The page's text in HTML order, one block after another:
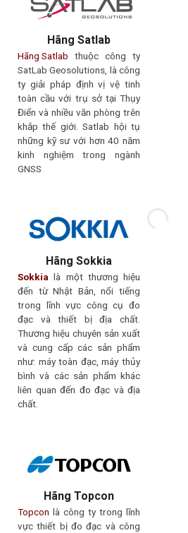
Hãng Satlab
Hãng Satlab thuộc công ty
SatLab Geosolutions, là công
ty giải pháp định vị vệ tinh
toàn cầu với trụ sở tại Thụy
Điển và nhiều văn phòng trên
khắp thế giới. Satlab hội tụ
những kỹ sư với hơn 40 năm
kinh nghiệm trong ngành
GNSS
Hãng Sokkia
Sokkia là một thương hiệu
đến từ Nhật Bản, nổi tiếng
trong lĩnh vực công cụ đo
đạc và thiết bị địa chất.
Thương hiệu chuyên sản xuất
và cung cấp các sản phẩm
như: máy toàn đạc, máy thủy
bình và các sản phẩm khác
liên quan đến đo đạc và địa
chất.
Hãng Topcon
Topcon là công ty trong lĩnh
vực thiết bị đo đạc và công